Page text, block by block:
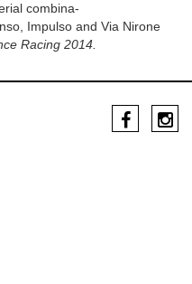
combina-
Impulso and Via Nirone
Racing 2014.